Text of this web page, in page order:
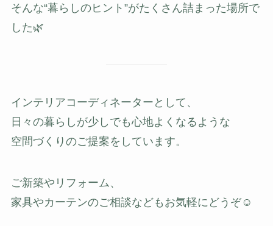
そんな“暮らしのヒント”がたくさん詰まった場所で
した🌿
インテリアコーディネーターとして、
日々の暮らしが少しでも心地よくなるような
空間づくりのご提案をしています。
ご新築やリフォーム、
家具やカーテンのご相談などもお気軽にどうぞ☺️